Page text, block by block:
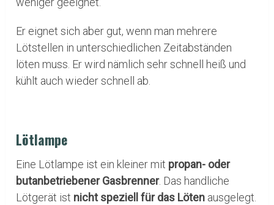
Er eignet sich aber gut, wenn man mehrere
Lötstellen in unterschiedlichen Zeitabständen
löten muss. Er wird nämlich sehr schnell heiß und
kühlt auch wieder schnell ab.
Lötlampe
Eine Lötlampe ist ein kleiner mit propan- oder
butanbetriebener Gasbrenner. Das handliche
Lötgerät ist nicht speziell für das Löten ausgelegt.